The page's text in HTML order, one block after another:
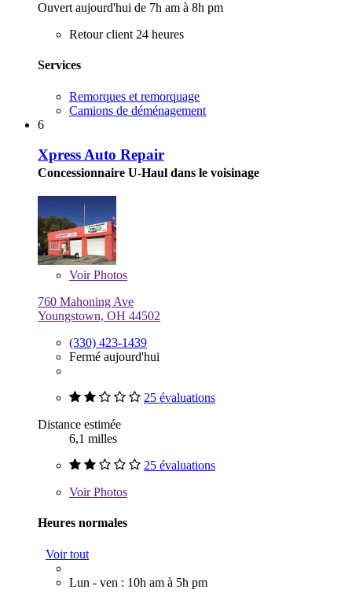
Ouvert aujourd'hui de 7h am à 8h pm
Retour client 24 heures
Services
Remorques et remorquage
Camions de déménagement
6
Xpress Auto Repair
Concessionnaire U-Haul dans le voisinage
VoirPhotos
760 Mahoning Ave
Youngstown, OH 44502
(330) 423-1439
Fermé aujourd'hui
25 évaluations
Distance estimée
6,1 milles
25 évaluations
VoirPhotos
Heures normales
Voir tout
Lun - ven : 10h am à 5h pm